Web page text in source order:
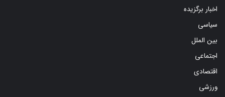
اخبار برگزیده
سیاسی
بین الملل
اجتماعی
اقتصادی
ورزشی